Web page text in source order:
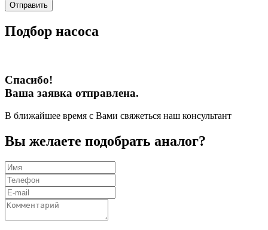
Отправить
Подбор насоса
Спасибо!
Ваша заявка отправлена.
В ближайшее время с Вами свяжеться наш консультант
Вы желаете подобрать аналог?